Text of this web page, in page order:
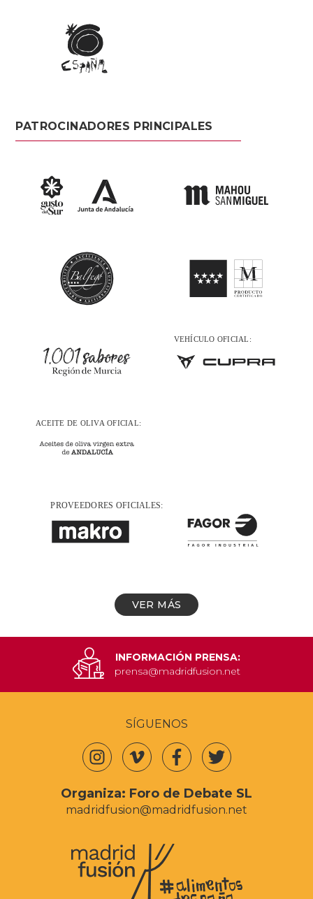
PATROCINADORES PRINCIPALES
VER MÁS
INFORMACIÓN PRENSA:
prensa@madridfusion.net
SÍGUENOS
Organiza: Foro de Debate SL
madridfusion@madridfusion.net